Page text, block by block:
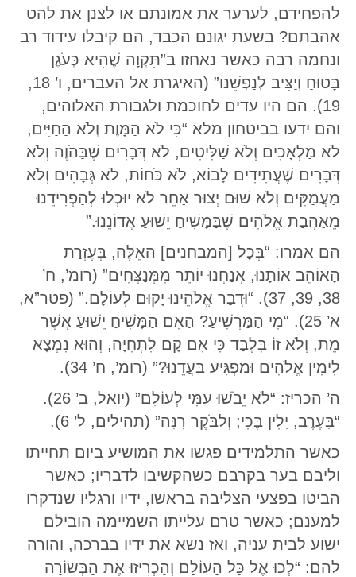
להפחידם, לערער את אמונתם או לצנן את להט
אהבתם? בשעת יגונם הכבד, הם קיבלו עידוד רב
ונחמה רבה כאשר נאחזו ב”תִּקְוָה שֶׁהִיא כְּעֹגֶן
בָּטוּחַ וְיַצִּיב לְנַפְשֵׁנוּ” (האיגרת אל העברים, ו’ 18,
19). הם היו עדים לחוכמת ולגבורת האלוהים,
והם ידעו בביטחון מלא “כִּי לֹא הַמָּוֶת וְלֹא הַחַיִּים,
לֹא מַלְאָכִים וְלֹא שַׁלִּיטִים, לֹא דְּבָרִים שֶׁבַּהֹוֶה וְלֹא
דְּבָרִים שֶׁעֲתִידִים לָבוֹא, לֹא כֹּחוֹת, לֹא גְּבָהִים וְלֹא
מַעֲמַקִּים וְלֹא שׁוּם יְצוּר אַחֵר לֹא יוּכְלוּ לְהַפְרִידֵנוּ
מֵאַהֲבַת אֱלֹהִים שֶׁבַּמָּשִׁיחַ יֵשׁוּעַ אֲדוֹנֵנוּ.”
הם אמרו: “בְּכָל [המבחנים] האֵלֶּה, בְּעֶזְרַת
הָאוֹהֵב אוֹתָנוּ, אֲנַחְנוּ יוֹתֵר מִמְּנַצְּחִים” (רומ’, ח’
38, 39, 37). “וּדְבַר אֱלֹהֵינוּ יָקוּם לְעוֹלָם.” (פטר”א,
א’ 25). “מִי הַמַּרְשִׁיעַ? הַאִם הַמָּשִׁיחַ יֵשׁוּעַ אֲשֶׁר
מֵת, וְלֹא זוֹ בִּלְבַד כִּי אִם קָם לִתְחִיָּה, וְהוּא נִמְצָא
לִימִין אֱלֹהִים וּמַפְגִּיעַ בַּעֲדֵנוּ?” (רומ’, ח’ 34).
ה’ הכריז: “לֹא יֵבֹשׁוּ עַמִּי לְעוֹלָם” (יואל, ב’ 26).
“בָּעֶרֶב, יָלִין בֶּכִי; וְלַבֹּקֶר רִנָּה” (תהילים, ל’ 6).
כאשר התלמידים פגשו את המושיע ביום תחייתו
וליבם בער בקרבם כשהקשיבו לדבריו; כאשר
הביטו בפצעי הצליבה בראשו, ידיו ורגליו שנדקרו
למענם; כאשר טרם עלייתו השמיימה הובילם
ישוע לבית עניה, ואז נשא את ידיו בברכה, והורה
להם: “לְכוּ אֶל כָּל הָעוֹלָם וְהַכְרִיזוּ אֶת הַבְּשׂוֹרָה